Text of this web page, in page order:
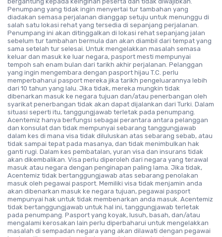
Penumpang yang tidak ingin menyertai tur tambahan yang
diadakan semasa perjalanan dianggap setuju untuk menunggu di
salah satu lokasi rehat yang tersedia di sepanjang perjalanan.
Penumpang ini akan ditinggalkan di lokasi rehat sepanjang jalan
sebelum tur tambahan bermula dan akan diambil dari tempat yang
sama setelah tur selesai. Untuk mengelakkan masalah semasa
keluar dan masuk ke luar negara, pasport mesti mempunyai
tempoh sah enam bulan dari tarikh akhir perjalanan. Pelanggan
yang ingin mengembara dengan pasport hijau T.C. perlu
memperbaharui pasport mereka jika tarikh pengeluarannya lebih
dari 10 tahun yang lalu. Jika tidak, mereka mungkin tidak
dibenarkan masuk ke negara tujuan dan/atau penerbangan oleh
syarikat penerbangan tidak akan dapat dijalankan dari Turki. Dalam
situasi seperti itu, tanggungjawab terletak pada penumpang.
Acentemiz hanya berfungsi sebagai perantara antara pelanggan
dan konsulat dan tidak mempunyai sebarang tanggungjawab
dalam kes di mana visa tidak diluluskan atas sebarang sebab, atau
tidak sampai tepat pada masanya, dan tidak menimbulkan hak
ganti rugi. Dalam kes pembatalan, yuran visa dan insurans tidak
akan dikembalikan. Visa perlu diperoleh dari negara yang terawal
masuk atau negara dengan penginapan paling lama. Jika tidak,
Acentemiz tidak bertanggungjawab atas sebarang penolakan
masuk oleh pegawai pasport. Memiliki visa tidak menjamin anda
akan dibenarkan masuk ke negara tujuan, pegawai pasport
mempunyai hak untuk tidak membenarkan anda masuk. Acentemiz
tidak bertanggungjawab untuk hal ini, tanggungjawab terletak
pada penumpang. Pasport yang koyak, lusuh, basah, dan/atau
mengalami kerosakan lain perlu diperbaharui untuk mengelakkan
masalah di sempadan negara yang akan dilawati dengan pegawai